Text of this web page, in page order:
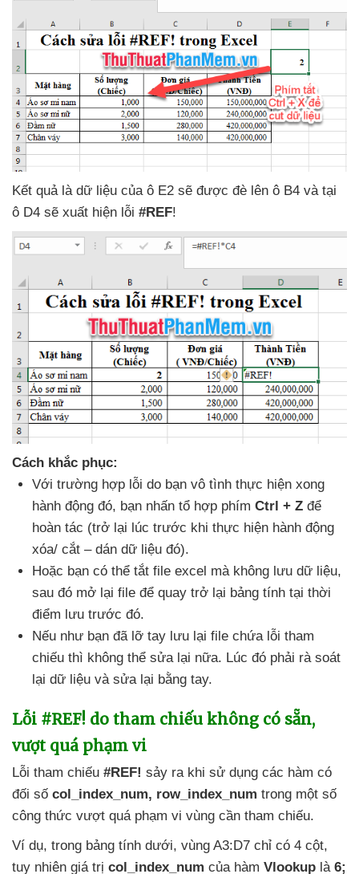
Kết quả là dữ liệu của ô E2 sẽ được đè lên ô B4 và tại
ô D4 sẽ xuất hiện lỗi #REF!
Cách khắc phục:
Với trường hợp lỗi do bạn vô tình thực hiện xong
hành động đó, bạn nhấn tổ hợp phím Ctrl + Z để
hoàn tác (trở lại lúc trước khi thực hiện hành động
xóa/ cắt – dán dữ liệu đó).
Hoặc bạn có thể tắt file excel mà không lưu dữ liệu,
sau đó mở lại file để quay trở lại bảng tính tại thời
điểm lưu trước đó.
Nếu như bạn đã lỡ tay lưu lại file chứa lỗi tham
chiếu thì không thể sửa lại nữa. Lúc đó phải rà soát
lại dữ liệu và sửa lại bằng tay.
Lỗi #REF! do tham chiếu không có sẵn,
vượt quá phạm vi
Lỗi tham chiếu #REF! sảy ra khi sử dụng các hàm có
đối số col_index_num, row_index_num trong một số
công thức vượt quá phạm vi vùng cần tham chiếu.
Ví dụ, trong bảng tính dưới, vùng A3:D7 chỉ có 4 cột,
tuy nhiên giá trị col_index_num của hàm Vlookup là 6;